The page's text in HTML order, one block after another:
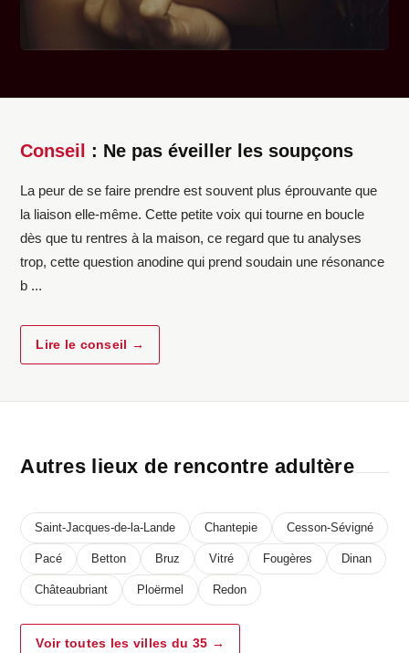
Conseil : Ne pas éveiller les soupçons
La peur de se faire prendre est souvent plus éprouvante que
la liaison elle-même. Cette petite voix qui tourne en boucle
dès que tu rentres à la maison, ce regard que tu analyses
trop, cette question anodine qui prend soudain une résonance
b ...
Lire le conseil →
Autres lieux de rencontre adultère
Saint-Jacques-de-la-Lande Chantepie Cesson-Sévigné
Pacé Betton Bruz Vitré Fougères Dinan
Châteaubriant Ploërmel Redon
Voir toutes les villes du 35 →